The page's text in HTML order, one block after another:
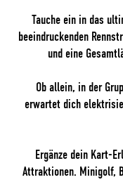
Tauche ein in das
beeindruckenden
und eine
Ob allein, in der
erwartet dich
Ergänze dein Kart-
Attraktionen. Minigolf,